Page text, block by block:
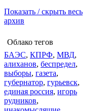
Показать / скрыть весь
архив
Облако тегов
БАЭС, КПРФ, МВД,
алиханов, беспредел,
выборы, газета,
губернатор, гурьевск,
единая россия, игорь
рудников,